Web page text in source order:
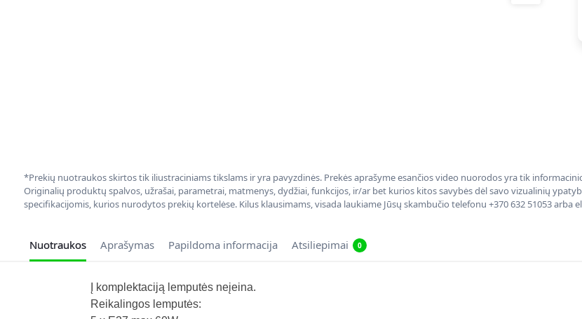
*Prekių nuotraukos skirtos tik iliustraciniams tikslams ir yra pavyzdinės. Prekės aprašyme esančios video nuorodos yra tik
Originalių produktų spalvos, užrašai, parametrai, matmenys, dydžiai, funkcijos, ir/ar bet kurios kitos savybės dėl savo vizualinių
specifikacijomis, kurios nurodytos prekių kortelėse. Kilus klausimams, visada laukiame Jūsų skambučio telefonu +370 632 51053 arba
Nuotraukos Aprašymas Papildoma informacija Atsiliepimai 0
Į komplektaciją lemputės neįeina.
Reikalingos lemputės: